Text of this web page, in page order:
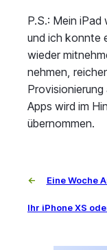
P.S.: Mein iPad
und ich konnte
wieder
nehmen,
Apps wird im
übernommen.
←
Eine Woche
Ihr iPhone XS